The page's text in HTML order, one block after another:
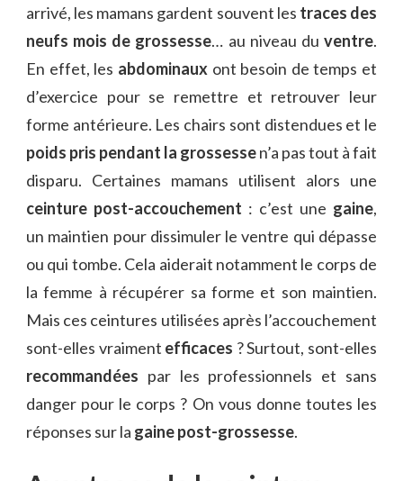
RÉCUPÉRER
VENTRE
?
arrivé, les mamans gardent souvent les traces des
neufs mois de grossesse… au niveau duventre.
En effet, les abdominaux ont besoin de temps et
d’exercice pour se remettre et retrouver leur
forme antérieure. Les chairs sont distendues et le
poids pris pendant la grossessen’a pas tout à fait
disparu. Certaines mamans utilisent alors une
ceinture post-accouchement : c’est une gaine,
un maintien pour dissimuler le ventre qui dépasse
ou qui tombe. Cela aiderait notamment le corps de
la femme à récupérer sa forme et son maintien.
Mais ces ceintures utilisées après l’accouchement
sont-elles vraiment efficaces ? Surtout, sont-elles
recommandées par les professionnels et sans
danger pour le corps ? On vous donne toutes les
réponses sur la gaine post-grossesse.